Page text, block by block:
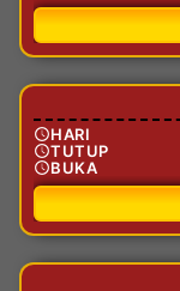
HARI
TUTUP
BUKA